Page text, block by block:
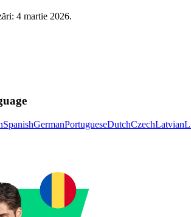
4 martie 2026.
SpanishGermanPortugueseDutchCzechLatvian